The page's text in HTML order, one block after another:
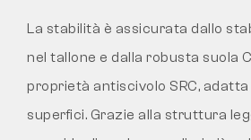
La stabilità è assicurata dallo
nel tallone e dalla robusta suola
proprietà antiscivolo SRC,
superfici. Grazie alla struttura